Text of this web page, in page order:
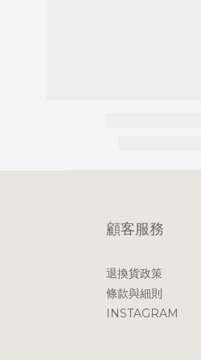
顧客服務
退換貨政策
條款與細則
INSTAGRAM